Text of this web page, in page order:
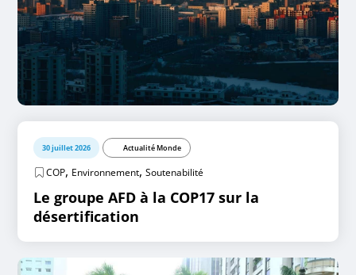
30 juillet 2026 Actualité Monde
COP, Environnement,Soutenabilité
Le groupe AFD à la COP17 sur la
désertification